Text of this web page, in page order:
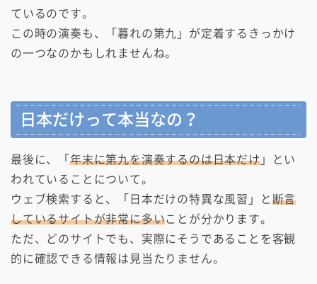
ているのです。
この時の演奏も、「暮れの第九」が定着するきっかけ
の一つなのかもしれませんね。
日本だけって本当なの？
最後に、「 年末に第九を演奏するのは日本だけ」とい
われていることについて。
ウェブ検索すると、「日本だけの特異な風習」と 断言
しているサイトが非常に多いことが分かります。
ただ、どのサイトでも、実際にそうであることを客観
的に確認できる情報は見当たりません。